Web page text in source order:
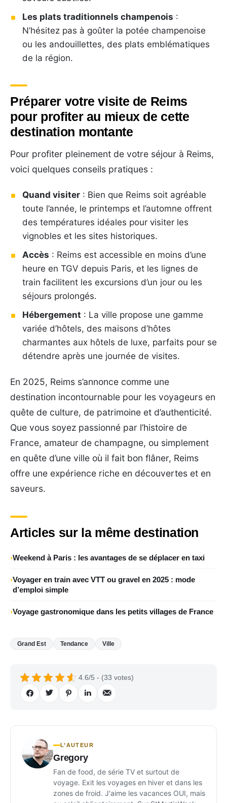
Les plats traditionnels champenois :
N’hésitez pas à goûter la potée champenoise
ou les andouillettes, des plats emblématiques
de la région.
Préparer votre visite de Reims
pour profiter au mieux de cette
destination montante
Pour profiter pleinement de votre séjour à Reims,
voici quelques conseils pratiques :
Quand visiter : Bien que Reims soit agréable
toute l’année, le printemps et l’automne offrent
des températures idéales pour visiter les
vignobles et les sites historiques.
Accès : Reims est accessible en moins d’une
heure en TGV depuis Paris, et les lignes de
train facilitent les excursions d’un jour ou les
séjours prolongés.
Hébergement : La ville propose une gamme
variée d’hôtels, des maisons d’hôtes
charmantes aux hôtels de luxe, parfaits pour se
détendre après une journée de visites.
En 2025, Reims s’annonce comme une
destination incontournable pour les voyageurs en
quête de culture, de patrimoine et d’authenticité.
Que vous soyez passionné par l’histoire de
France, amateur de champagne, ou simplement
en quête d’une ville où il fait bon flâner, Reims
offre une expérience riche en découvertes et en
saveurs.
Articles sur la même destination
Weekend à Paris : les avantages de se déplacer en taxi
Voyager en train avec VTT ou gravel en 2025 : mode
d’emploi simple
Voyage gastronomique dans les petits villages de France
Grand Est Tendance Ville
4.6/5 - (33 votes)
L’AUTEUR
Gregory
Fan de food, de série TV et surtout de
voyage. Exit les voyages en hiver et dans les
zones de froid. J'aime les vacances OUI, mais